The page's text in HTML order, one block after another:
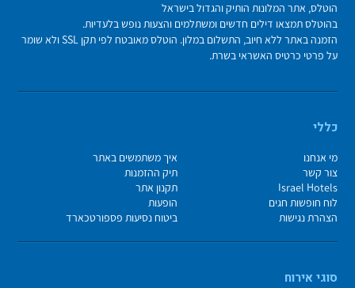
הוטלס, אתר המלונות הותיק והגדול בישראל
בהוטלס תמצאו דילים חדשים ומשתלמים והצעות נופש בלעדיות.
הזמנה באתר ללא חיוב, התשלום במלון. הוטלס מאובטח לפי תקן SSL ולא שומר
על פרטי כרטיס האשראי בשרת.
כללי
מי אנחנו
איך משתמשים באתר
צור קשר
תיק ההזמנות
Israel Hotels
תקנון אתר
לוח חופשות חגים
הופעות
הצהרת נגישות
ביטוח נסיעות פספורטכארד
סוגי אירוח